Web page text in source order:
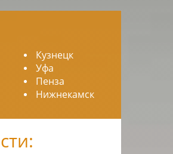
Кузнецк
Уфа
Пенза
Нижнекамск